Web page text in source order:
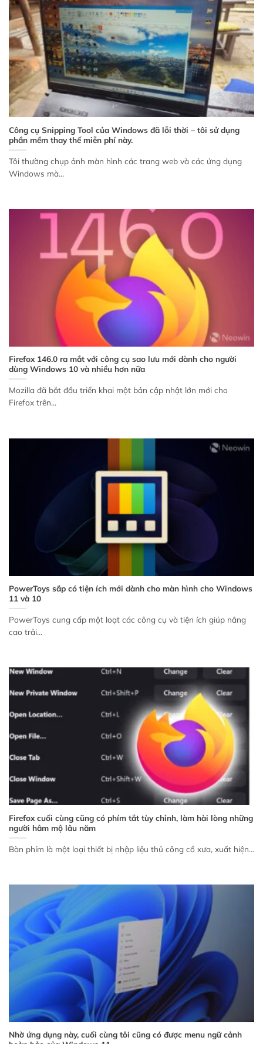
Công cụ Snipping Tool của Windows đã lỗi thời – tôi sử dụng
phần mềm thay thế miễn phí này.
Tôi thường chụp ảnh màn hình các trang web và các ứng dụng
Windows mà...
Firefox 146.0 ra mắt với công cụ sao lưu mới dành cho người
dùng Windows 10 và nhiều hơn nữa
Mozilla đã bắt đầu triển khai một bản cập nhật lớn mới cho
Firefox trên...
PowerToys sắp có tiện ích mới dành cho màn hình cho Windows
11 và 10
PowerToys cung cấp một loạt các công cụ và tiện ích giúp nâng
cao trải...
Firefox cuối cùng cũng có phím tắt tùy chỉnh, làm hài lòng những
người hâm mộ lâu năm
Bàn phím là một loại thiết bị nhập liệu thủ công cổ xưa, xuất hiện...
Nhờ ứng dụng này, cuối cùng tôi cũng có được menu ngữ cảnh